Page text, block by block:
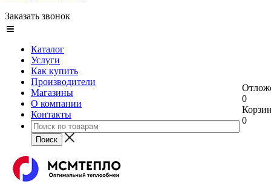
Заказать звонок
Каталог
Услуги
Как купить
Производители
Магазины
О компании
Контакты
0
0